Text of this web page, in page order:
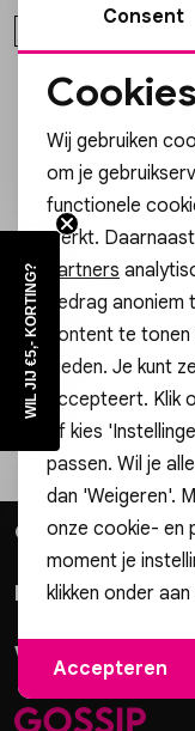
T-shirts
Truien
Blazers & gilets
Rokken
Sets
Jumpsuits &
Vesten
Lingerie
Giftboxen
Steentje/bedel
Enkelbandjes
Overige Sieraden
Zonnebrillen
Sokken
Petten & Mutsen
Woonaccessoires
Overige Accessoires
Altijd als
Schrijf je in voor
€5,- korting!
Hoe we met je data
Gossip
Klantenservice
Winkels
Consent
Cookies
Wij gebruiken
om je
functionele
werkt.
partners
gedrag
content te
bieden. Je kunt
accepteert.
of kies
passen. Wil je
dan 'Weigeren'.
onze cookie- en
moment je
klikken onder
Accepteren
WIL JIJ €5,- KORTING?